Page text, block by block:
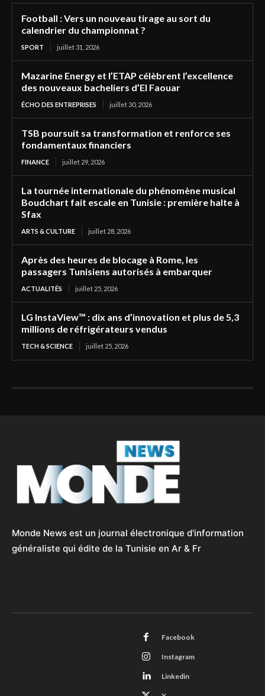
Football : Vers un nouveau tirage au sort du
calendrier du championnat ?
SPORT juillet 31, 2026
Mazarine Energy et l’ETAP célèbrent l’excellence
des nouveaux bacheliers d’El Faouar
ÉCHO DES ENTREPRISES juillet 30, 2026
TSB poursuit sa transformation et renforce ses
fondamentaux financiers
FINANCE juillet 29, 2026
La tournée internationale du phénomène musical
Boudchart fait escale en Tunisie : première halte à
Sfax
ARTS & CULTURE juillet 28, 2026
Après des heures de blocage à Rome, les
passagers Tunisiens autorisés à embarquer
ACTUALITÉS juillet 25, 2026
LG InstaView™ : dix ans d’innovation et plus de 5,3
millions de réfrigérateurs vendus
TECH & SCIENCE juillet 25, 2026
Monde News est un journal électronique d'information
généraliste qui édite de la Tunisie en Ar & Fr
Facebook
Instagram
Linkedin